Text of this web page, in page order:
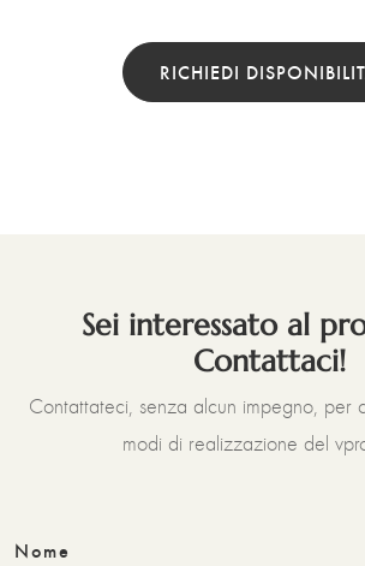
RICHIEDI
Sei interessato al
Contattaci!
Contattateci, senza alcun impegno, per
modi di realizzazione del
Nome